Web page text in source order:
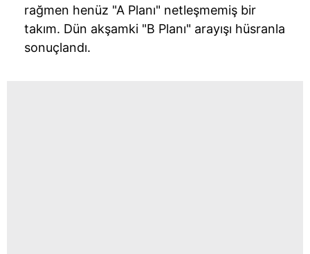
rağmen henüz "A Planı" netleşmemiş bir
takım. Dün akşamki "B Planı" arayışı hüsranla
sonuçlandı.